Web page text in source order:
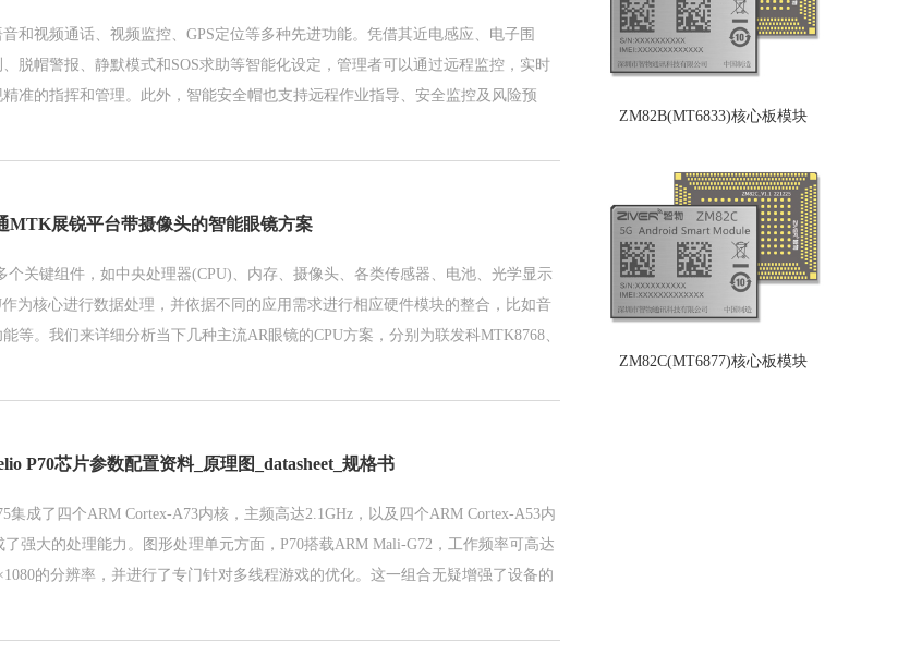
和视频通话、视频监控、GPS定位等多种先进功能。凭借其近电感应、电子围
脱帽警报、静默模式和SOS求助等智能化设定，管理者可以通过远程监控，实时
准的指挥和管理。此外，智能安全帽也支持远程作业指导、安全监控及风险预
性。
MTK展锐平台带摄像头的智能眼镜方案
个关键组件，如中央处理器(CPU)、内存、摄像头、各类传感器、电池、光学显示
为核心进行数据处理，并依据不同的应用需求进行相应硬件模块的整合，比如音
等。我们来详细分析当下几种主流AR眼镜的CPU方案，分别为联发科MTK8768、
芯片，透过性能、成本与功耗三方面进行对比。
P70芯片参数配置资料_原理图_datasheet_规格书
集成了四个ARM Cortex-A73内核，主频高达2.1GHz，以及四个ARM Cortex-A53内
了强大的处理能力。图形处理单元方面，P70搭载ARM Mali-G72，工作频率可高达
的分辨率，并进行了专门针对多线程游戏的优化。这一组合无疑增强了设备的
触控和网络连接，使用户在游戏时享受到流畅的体验。
ZM82B(MT6833)核心板模块
ZM82C(MT6877)核心板模块